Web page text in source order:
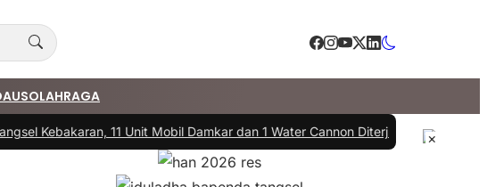
OLAHRAGA
Kebakaran, 11 Unit Mobil Damkar dan 1 Water Cannon Diterjunkan #3 -
×